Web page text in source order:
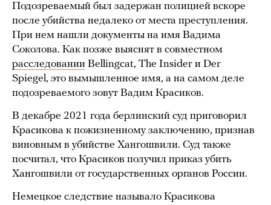
Подозреваемый был задержан полицией вскоре
после убийства недалеко от места преступления.
При нем нашли документы на имя Вадима
Соколова. Как позже выяснят в совместном
расследовании Bellingcat, The Insider и Der
Spiegel, это вымышленное имя, а на самом деле
подозреваемого зовут Вадим Красиков.
В декабре 2021 года берлинский суд приговорил
Красикова к пожизненному заключению, признав
виновным в убийстве Хангошвили. Суд также
посчитал, что Красиков получил приказ убить
Хангошвили от государственных органов России.
Немецкое следствие называло Красикова